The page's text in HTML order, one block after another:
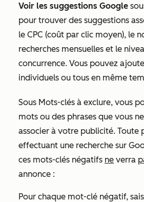
Voir les suggestions Google
pour trouver des suggestions
le CPC (coût par clic moyen), le
recherches mensuelles et le
concurrence. Vous pouvez
individuels ou tous en même
Sous Mots-clés à exclure, vous
mots ou des phrases que vous
associer à votre publicité. Toute
effectuant une recherche sur
ces mots-clés négatifs ne verra
annonce :
Pour chaque mot-clé négatif,